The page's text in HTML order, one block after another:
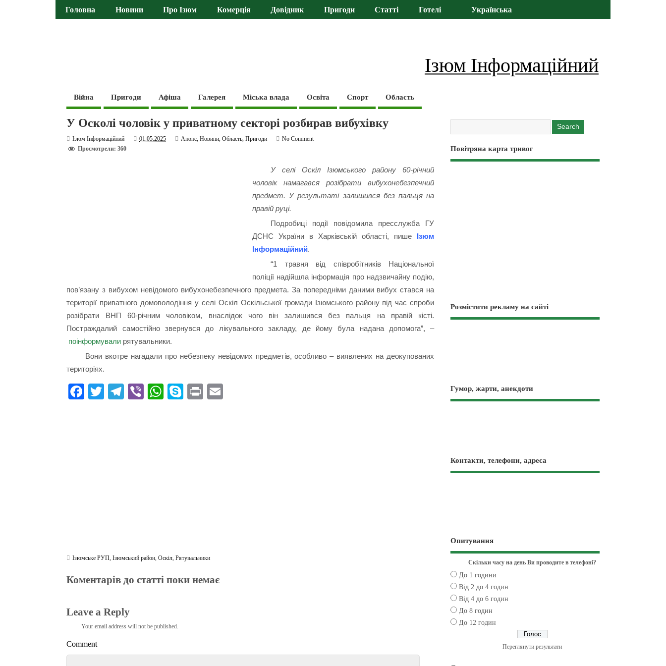
Головна Новини Про Ізюм Комерція Довідник Пригоди Статті Готелі Українська
Ізюм Інформаційний
Війна Пригоди Афіша Галерея Міська влада Освіта Спорт Область
У Осколі чоловік у приватному секторі розбирав вибухівку
Ізюм Інформаційний 01.05.2025 Анонс,Новини,Область,Пригоди
No Comment
Просмотрели: 360
У селі Оскіл Ізюмського району 60-річний
чоловік намагався розібрати вибухонебезпечний
предмет. У результаті залишився без пальця на
правій руці.
Подробиці події повідомила пресслужба ГУ
ДСНС України в Харківській області, пише Ізюм
Інформаційний.
“1 травня від співробітників Національної
поліції надійшла інформація про надзвичайну подію,
пов’язану з вибухом невідомого вибухонебезпечного предмета. За попередніми даними вибух стався на
території приватного домоволодіння у селі Оскіл Оскільської громади Ізюмського району під час спроби
розібрати ВНП 60-річним чоловіком, внаслідок чого він залишився без пальця на правій кісті.
Постраждалий самостійно звернувся до лікувального закладу, де йому була надана допомога”, –
поінформували рятувальники.
Вони вкотре нагадали про небезпеку невідомих предметів, особливо – виявлених на деокупованих
територіях.
Fa T
Te Vi
W
S
Pr
Ізюмське РУП ,Ізюмський район ,Оскіл ,Рятувальники
Коментарів до статті поки немає
Leave a Reply
Your email address will not be published.
Comment
Повітряна карта тривог
Розмістити рекламу на сайті
Гумор, жарти, анекдоти
Контакти, телефони, адреса
Опитування
Скільки часу на день Ви проводите в телефоні?
До 1 години
Від 2 до 4 годин
Від 4 до 6 годин
До 8 годин
До 12 годин
Переглянути результати